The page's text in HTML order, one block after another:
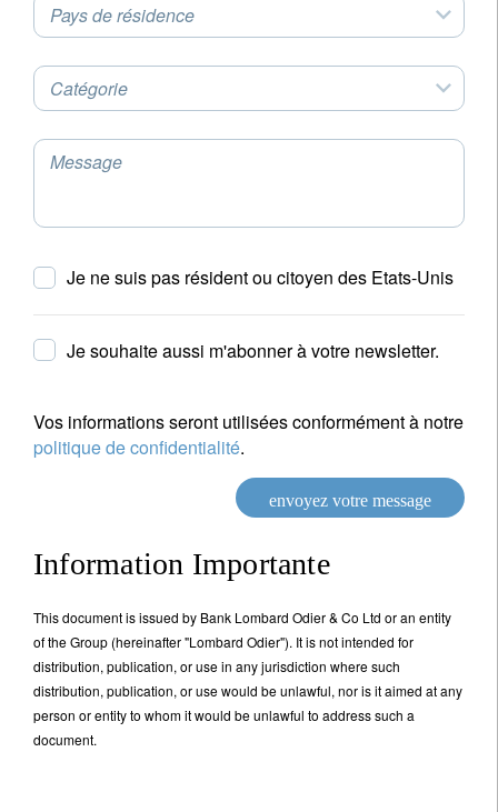
Pays de résidence
Catégorie
Message
Je ne suis pas résident ou citoyen des Etats-Unis
Je souhaite aussi m'abonner à votre newsletter.
Vos informations seront utilisées conformément à notre
politique de confidentialité.
envoyez votre message
Information Importante
This document is issued by Bank Lombard Odier & Co Ltd or an entity
of the Group (hereinafter "Lombard Odier"). It is not intended for
distribution, publication, or use in any jurisdiction where such
distribution, publication, or use would be unlawful, nor is it aimed at any
person or entity to whom it would be unlawful to address such a
document.
newsletter
Email
Civilité
Pays de résidence
Vos informations seront utilisées conformément à
politique de confidentialité.